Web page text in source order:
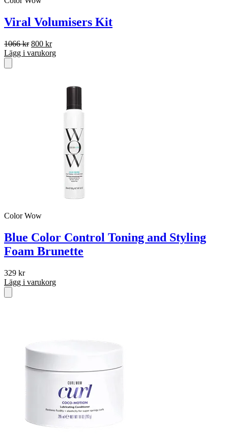
Viral Volumisers Kit
1066kr Det
ursprungliga
800 krDet
nuvarande
Lägg i varukorg
Color Wow
Blue Color Control Toning and Styling
Foam Brunette
329 kr
Lägg i varukorg